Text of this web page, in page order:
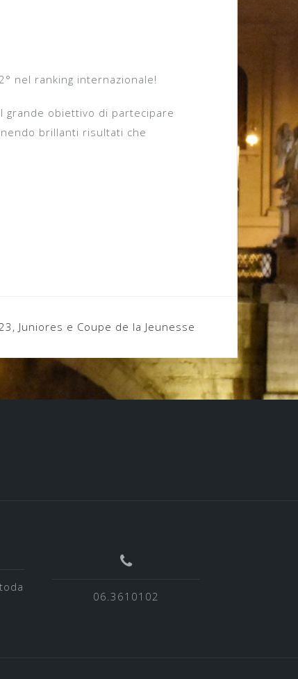
nel ranking internazionale!
grande obiettivo di partecipare
brillanti risultati che
Juniores e Coupe de la Jeunesse
06.3610102